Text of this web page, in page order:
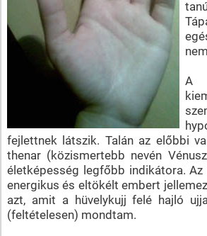
fejlettnek látszik. Talán az előbbi
thenar (közismertebb nevén
életképesség legfőbb indikátora. Az
energikus és eltökélt embert
azt, amit a hüvelykujj felé hajló
(feltételesen) mondtam.